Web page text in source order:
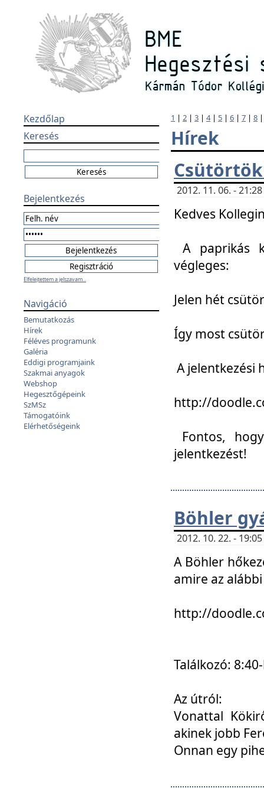
Kezdőlap
Keresés
Bejelentkezés
Elfelejtettem a jelszavam...
Navigáció
Bemutatkozás
Hírek
Féléves programunk
Galéria
Eddigi programjaink
Szakmai anyagok
Webshop
Hegesztőgépeink
SzMSz
Támogatóink
Elérhetőségeink
1 | 2 | 3 | 4| 5 | 6 | 7 | 8
Hírek
2012. 11. 06. -
Kedves
A paprikás
végleges:
Jelen hét
Így most
A jelentkezési
http://
Fontos,
jelentkezést!
Böhler
2012. 10. 22. -
A Böhler
amire az
http://
Találkozó:
Az útról:
Vonattal
akinek jobb
Onnan egy